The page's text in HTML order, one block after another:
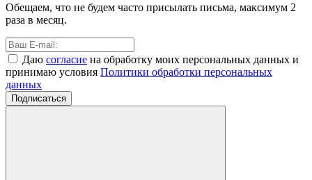
Обещаем, что не будем часто присылать письма, максимум 2
раза в месяц.
Даю согласие на обработку моих персональных данных и
принимаю условия Политики обработки персональных
данных
Подписаться